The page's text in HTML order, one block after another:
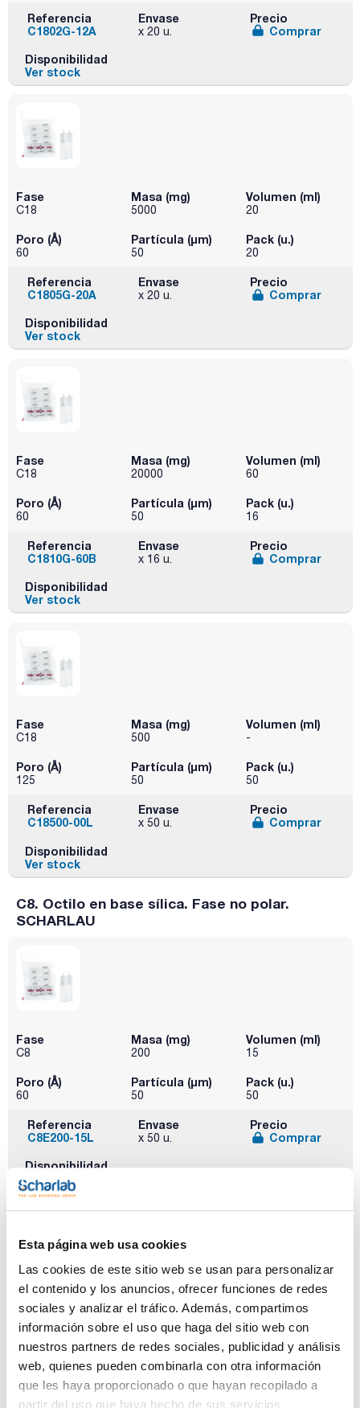
Esta página web usa cookies
Las cookies de este sitio web se usan para personalizar
el contenido y los anuncios, ofrecer funciones de redes
sociales y analizar el tráfico. Además, compartimos
información sobre el uso que haga del sitio web con
nuestros partners de redes sociales, publicidad y análisis
web, quienes pueden combinarla con otra información
que les haya proporcionado o que hayan recopilado a
partir del uso que haya hecho de sus servicios.
Referencia
C1802G-12A
Envase
x 20 u.
Precio
Comprar
Disponibilidad
Ver stock
Fase
C18
Masa (mg)
5000
Volumen (ml)
20
Poro (Å)
60
Partícula (μm)
50
Pack (u.)
20
Referencia
C1805G-20A
Envase
x 20 u.
Precio
Comprar
Disponibilidad
Ver stock
Fase
C18
Masa (mg)
20000
Volumen (ml)
60
Poro (Å)
60
Partícula (μm)
50
Pack (u.)
16
Referencia
C1810G-60B
Envase
x 16 u.
Precio
Comprar
Disponibilidad
Ver stock
Fase
C18
Masa (mg)
500
Volumen (ml)
-
Poro (Å)
125
Partícula (μm)
50
Pack (u.)
50
Referencia
C18500-00L
Envase
x 50 u.
Precio
Comprar
Disponibilidad
Ver stock
C8. Octilo en base sílica. Fase no polar.
SCHARLAU
Fase
C8
Masa (mg)
200
Volumen (ml)
15
Poro (Å)
60
Partícula (μm)
50
Pack (u.)
50
Referencia
C8E200-15L
Envase
x 50 u.
Precio
Comprar
Disponibilidad
Ver stock
Fase
C8
Masa (mg)
500
Volumen (ml)
3
Poro (Å) Partícula (μm) Pack (u.)
50
Referencia
C8E500-03L
Envase
x 50 u.
Precio
Comprar